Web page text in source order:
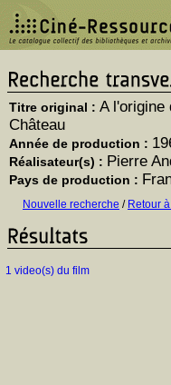
Titre original : A l'origine
Château
Année de production :
Réalisateur(s) : Pierre
Pays de production :
Nouvelle recherche / Retour
1 video(s) du film